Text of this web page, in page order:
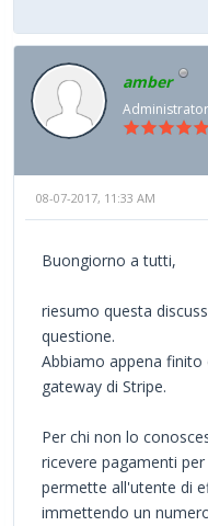
amber
Administrator
08-07-2017, 11:33 AM
Buongiorno a tutti,
riesumo questa
questione.
Abbiamo appena
gateway di Stripe.
Per chi non lo
ricevere pagamenti
permette all'utente di
immettendo un